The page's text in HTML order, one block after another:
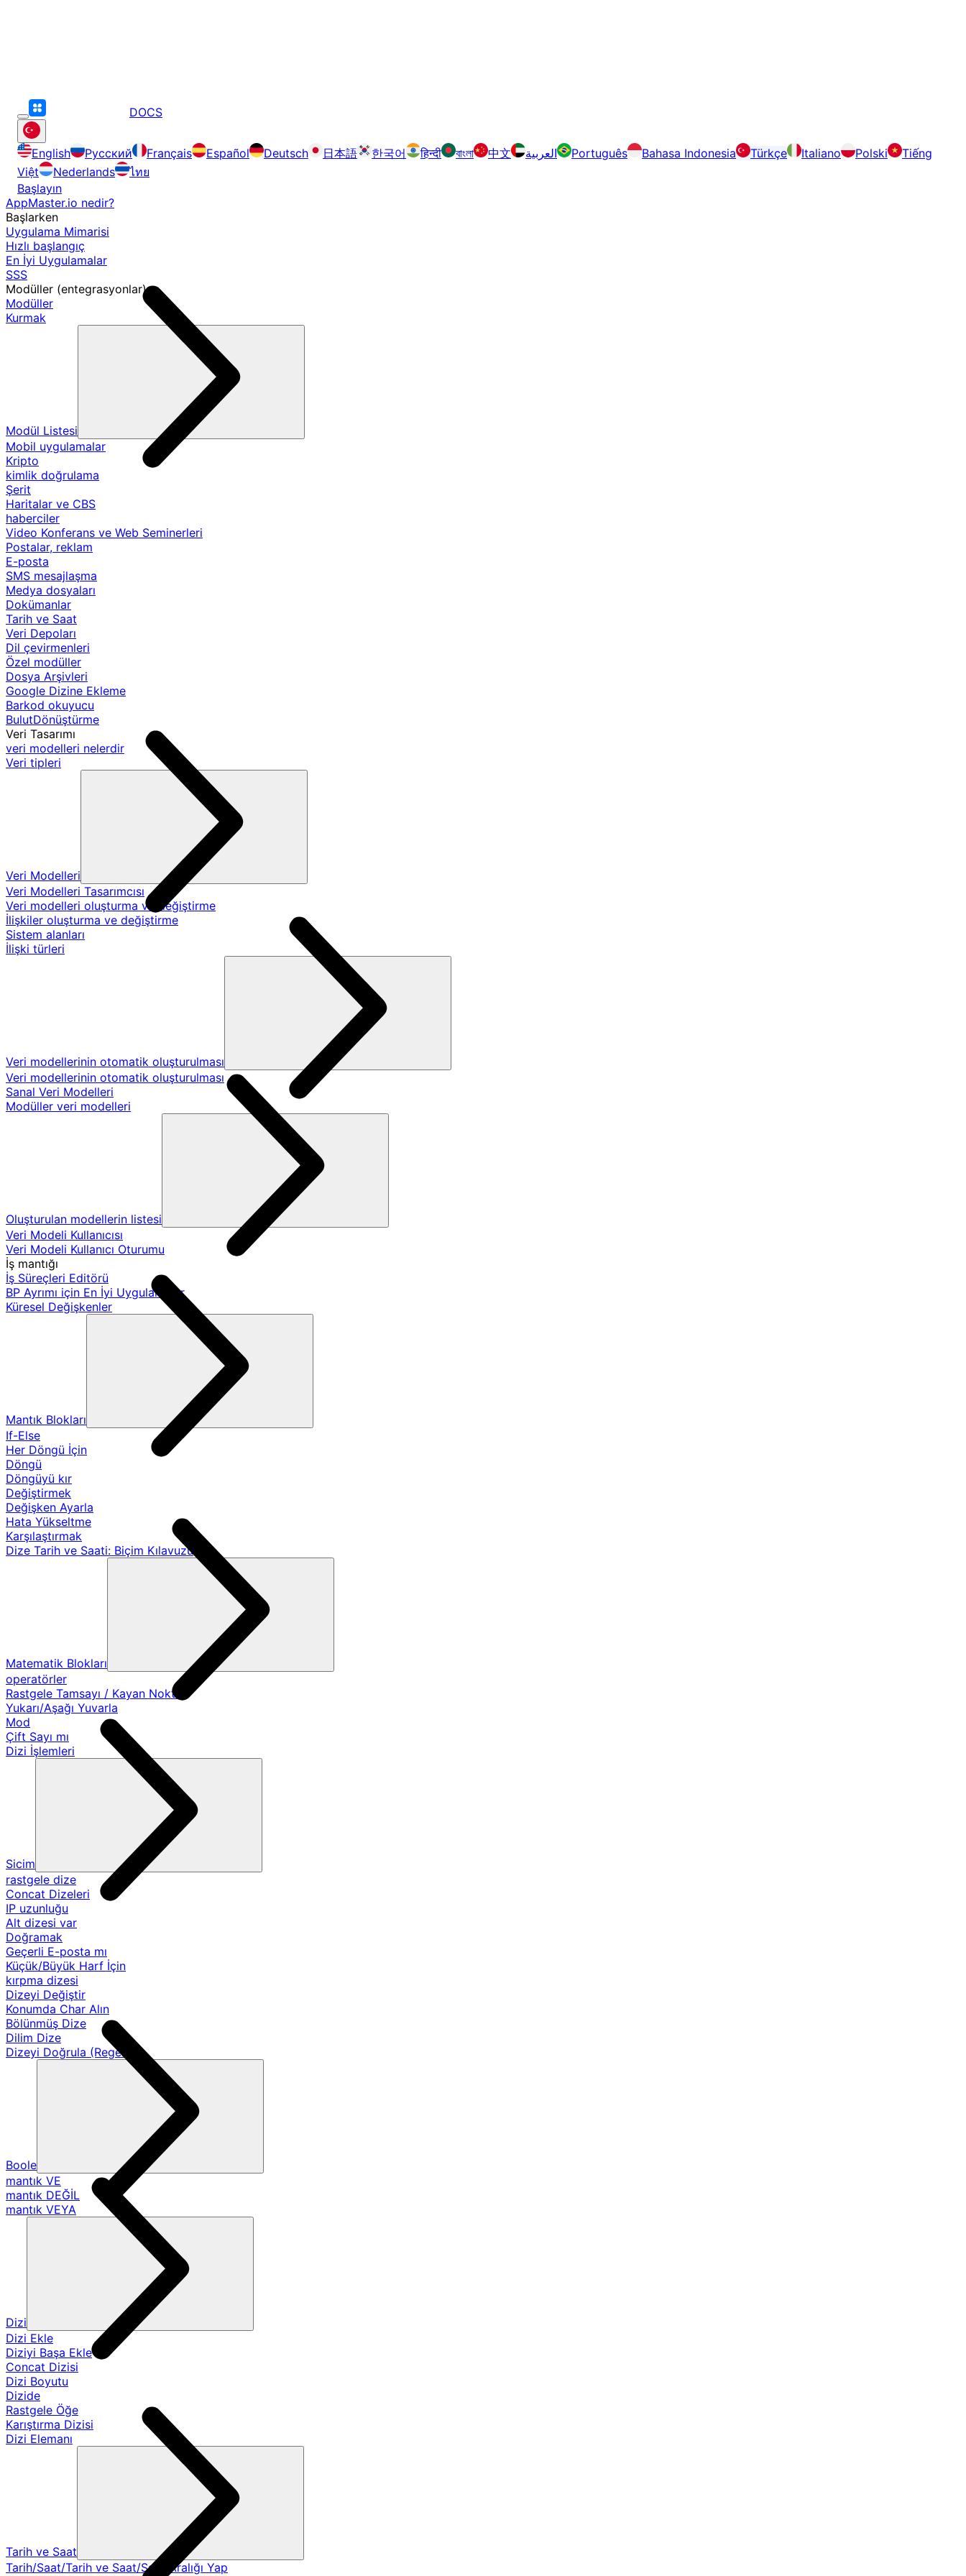
DOCS
English Русский Français Español Deutsch 日本語 한국어 हिन्दी বাংলা 中文 العربية Português Bahasa Indonesia Türkçe Italiano Polski
Tiếng
Việt
Nederlands
ไทย
Başlayın
AppMaster.io nedir?
Başlarken
Uygulama Mimarisi
Hızlı başlangıç
En İyi Uygulamalar
SSS
Modüller (entegrasyonlar)
Modüller
Kurmak
Modül Listesi
Mobil uygulamalar
Kripto
kimlik doğrulama
Şerit
Haritalar ve CBS
haberciler
Video Konferans ve Web Seminerleri
Postalar, reklam
E-posta
SMS mesajlaşma
Medya dosyaları
Dokümanlar
Tarih ve Saat
Veri Depoları
Dil çevirmenleri
Özel modüller
Dosya Arşivleri
Google Dizine Ekleme
Barkod okuyucu
BulutDönüştürme
Veri Tasarımı
veri modelleri nelerdir
Veri tipleri
Veri Modelleri
Veri Modelleri Tasarımcısı
Veri modelleri oluşturma ve değiştirme
İlişkiler oluşturma ve değiştirme
Sistem alanları
İlişki türleri
Veri modellerinin otomatik oluşturulması
Veri modellerinin otomatik oluşturulması
Sanal Veri Modelleri
Modüller veri modelleri
Oluşturulan modellerin listesi
Veri Modeli Kullanıcısı
Veri Modeli Kullanıcı Oturumu
İş mantığı
İş Süreçleri Editörü
BP Ayrımı için En İyi Uygulamalar
Küresel Değişkenler
Mantık Blokları
If-Else
Her Döngü İçin
Döngü
Döngüyü kır
Değiştirmek
Değişken Ayarla
Hata Yükseltme
Karşılaştırmak
Dize Tarih ve Saati: Biçim Kılavuzu
Matematik Blokları
operatörler
Rastgele Tamsayı / Kayan Nokta
Yukarı/Aşağı Yuvarla
Mod
Çift Sayı mı
Dizi İşlemleri
Sicim
rastgele dize
Concat Dizeleri
IP uzunluğu
Alt dizesi var
Doğramak
Geçerli E-posta mı
Küçük/Büyük Harf İçin
kırpma dizesi
Dizeyi Değiştir
Konumda Char Alın
Bölünmüş Dize
Dilim Dize
Dizeyi Doğrula (Regex)
Boole
mantık VE
mantık DEĞİL
mantık VEYA
Dizi
Dizi Ekle
Diziyi Başa Ekle
Concat Dizisi
Dizi Boyutu
Dizide
Rastgele Öğe
Karıştırma Dizisi
Dizi Elemanı
Tarih ve Saat
Tarih/Saat/Tarih ve Saat/Saat Aralığı Yap